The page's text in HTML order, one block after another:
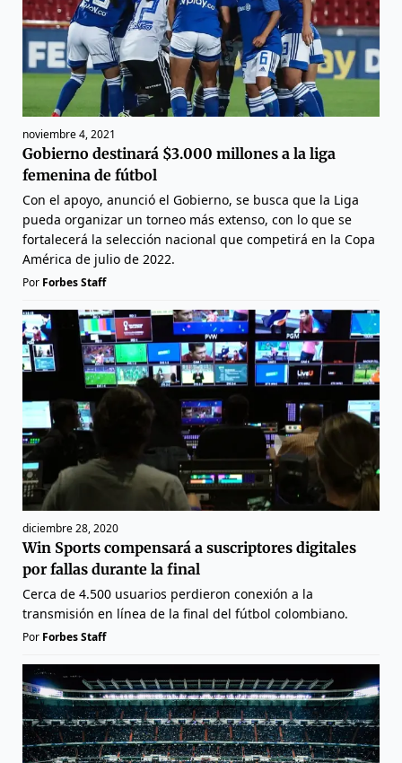
noviembre 4, 2021
Gobierno destinará $3.000 millones a la liga
femenina de fútbol
Con el apoyo, anunció el Gobierno, se busca que la Liga
pueda organizar un torneo más extenso, con lo que se
fortalecerá la selección nacional que competirá en la Copa
América de julio de 2022.
Por Forbes Staff
diciembre 28, 2020
Win Sports compensará a suscriptores digitales
por fallas durante la final
Cerca de 4.500 usuarios perdieron conexión a la
transmisión en línea de la final del fútbol colombiano.
Por Forbes Staff